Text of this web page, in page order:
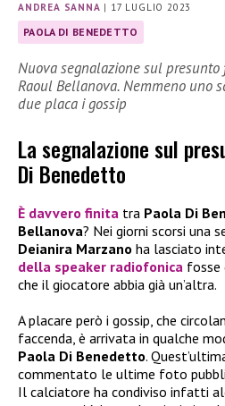
ANDREA SANNA | 17 LUGLIO 2023
PAOLA DI BENEDETTO
Nuova segnalazione sul
Raoul Bellanova. Nemmeno uno
due placa i gossip
La segnalazione sul
Di Benedetto
È davvero finita tra Paola Di
Bellanova? Nei giorni scorsi una
Deianira Marzano ha lasciato
della speaker radiofonica fosse
che il giocatore abbia già un’altra.
A placare però i gossip, che
faccenda, è arrivata in qualche
Paola Di Benedetto.
commentato le ultime foto
Il calciatore ha condiviso infatti